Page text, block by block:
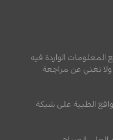
الواردة فيه
تغني عن مراجعة
الطبية على شبكة